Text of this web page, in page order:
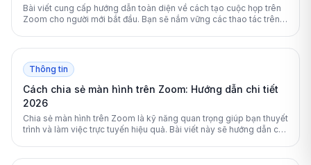
Bài viết cung cấp hướng dẫn toàn diện về cách tạo cuộc họp trên
Zoom cho người mới bắt đầu. Bạn sẽ nắm vững các thao tác trên
Thông tin
Cách chia sẻ màn hình trên Zoom: Hướng dẫn chi tiết
2026
Chia sẻ màn hình trên Zoom là kỹ năng quan trọng giúp bạn thuyết
trình và làm việc trực tuyến hiệu quả. Bài viết này sẽ hướng dẫn chi